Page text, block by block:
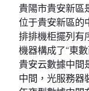
貴陽市貴安新區
位于貴安新區的
排排機柜擺列有
機器構成了“東
貴安云數據中間
中間，光服務器